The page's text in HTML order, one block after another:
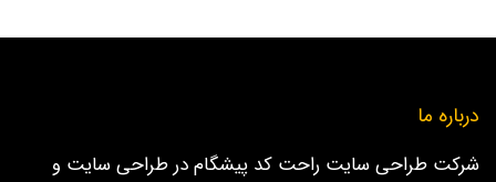
درباره ما
شرکت طراحی سایت راحت کد پیشگام در طراحی سایت و